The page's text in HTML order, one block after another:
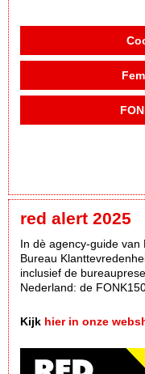
red alert 2025
In dè agency-guide
Bureau
inclusief de
Nederland: de
Kijk hier in onze